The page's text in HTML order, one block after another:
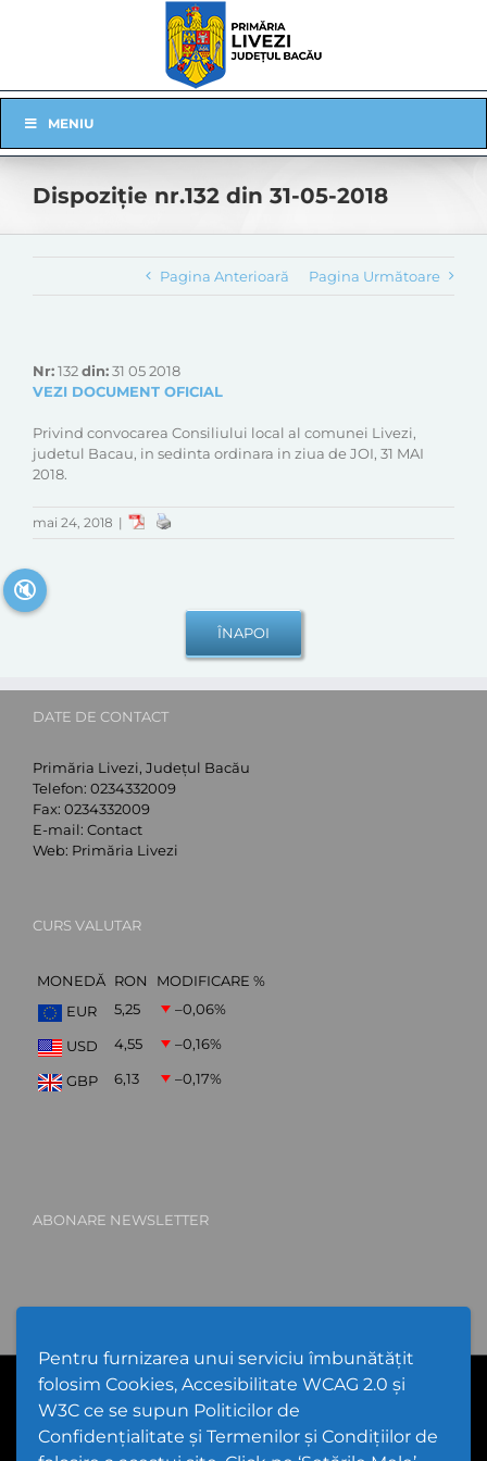
Pentru furnizarea unui serviciu îmbunătățit
folosim Cookies, Accesibilitate WCAG 2.0 și
W3C ce se supun Politicilor de
Confidențialitate și Termenilor și Condițiilor de
Navigation
MENIU
Dispoziție nr.132 din 31-05-2018
Pagina Anterioară Pagina Următoare
Nr:132din:31 05 2018
VEZI DOCUMENT OFICIAL
Privind convocarea Consiliului local al comunei Livezi,
judetul Bacau, in sedinta ordinara in ziua de JOI, 31 MAI
2018.
mai 24, 2018 |
DATE DE CONTACT
Primăria Livezi, Județul Bacău
Telefon: 0234332009
Fax: 0234332009
E-mail: Contact
Web: Primăria Livezi
CURS VALUTAR
MONEDĂ RON
MODIFICARE %
EUR
5,25 –0,06%
USD 4,55 –0,16%
GBP 6,13 –0,17%
ABONARE NEWSLETTER
PPW @2026 |Hartă Website|Setări Cookies și Accesibilitate
Politică de utilizare Cookies|Politică de confidențialitate website
Termeni și condiții de utilizare a site-ului
🔇